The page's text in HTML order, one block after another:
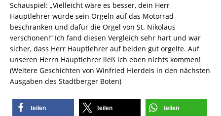
Schauspiel: „Vielleicht wäre es besser, dein Herr
Hauptlehrer würde sein Orgeln auf das Motorrad
beschränken und dafür die Orgel von St. Nikolaus
verschonen!“ Ich fand diesen Vergleich sehr hart und war
sicher, dass Herr Hauptlehrer auf beiden gut orgelte. Auf
unseren Herrn Hauptlehrer ließ ich eben nichts kommen!
(Weitere Geschichten von Winfried Hierdeis in den nächsten
Ausgaben des Stadtberger Boten)
teilen teilen teilen